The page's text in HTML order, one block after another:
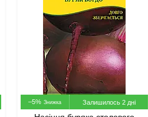
–5% Залишилось 2 дні